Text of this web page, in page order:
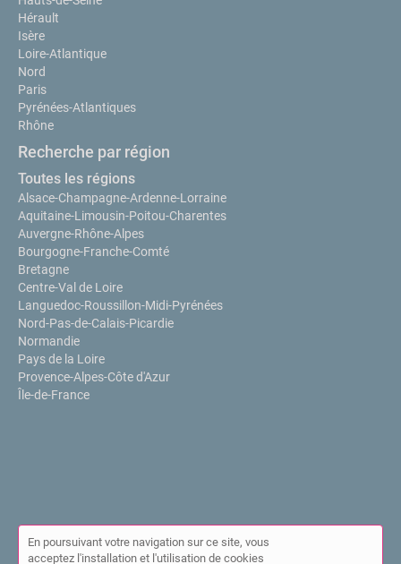
Hérault
Isère
Loire-Atlantique
Nord
Paris
Pyrénées-Atlantiques
Rhône
Recherche par région
Toutes les régions
Alsace-Champagne-Ardenne-Lorraine
Aquitaine-Limousin-Poitou-Charentes
Auvergne-Rhône-Alpes
Bourgogne-Franche-Comté
Bretagne
Centre-Val de Loire
Languedoc-Roussillon-Midi-Pyrénées
Nord-Pas-de-Calais-Picardie
Normandie
Pays de la Loire
Provence-Alpes-Côte d'Azur
Île-de-France
En poursuivant votre navigation sur ce site, vous
acceptez l'installation et l'utilisation de cookies